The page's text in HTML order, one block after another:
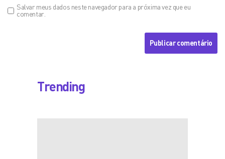
Salvar meus dados neste navegador para a próxima vez que eu
comentar.
Trending